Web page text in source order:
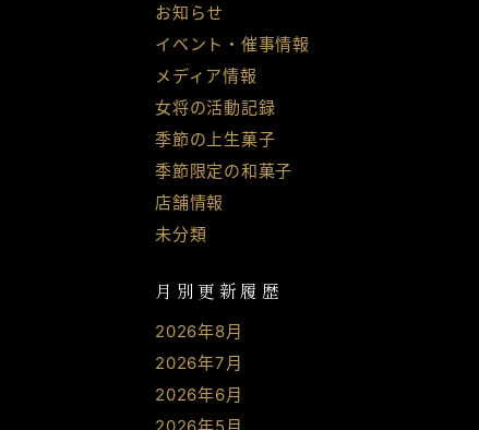
お知らせ
イベント・催事情報
メディア情報
女将の活動記録
季節の上生菓子
季節限定の和菓子
店舗情報
未分類
月別更新履歴
2026年8月
2026年7月
2026年6月